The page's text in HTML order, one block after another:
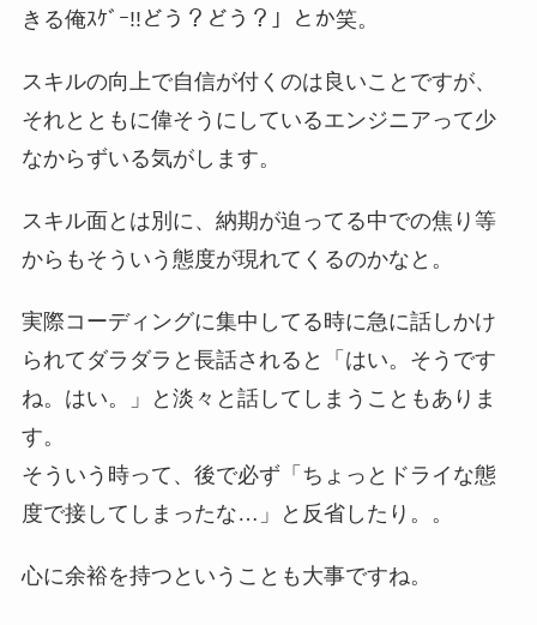
きる俺ｽｹﾞｰ!!どう？どう？」とか笑。
スキルの向上で自信が付くのは良いことですが、
それとともに偉そうにしているエンジニアって少
なからずいる気がします。
スキル面とは別に、納期が迫ってる中での焦り等
からもそういう態度が現れてくるのかなと。
実際コーディングに集中してる時に急に話しかけ
られてダラダラと長話されると「はい。そうです
ね。はい。」と淡々と話してしまうこともありま
す。
そういう時って、後で必ず「ちょっとドライな態
度で接してしまったな…」と反省したり。。
心に余裕を持つということも大事ですね。